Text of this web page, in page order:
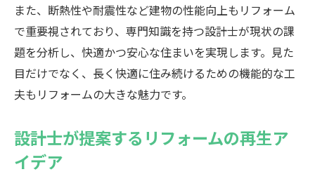
また、断熱性や耐震性など建物の性能向上もリフォーム
で重要視されており、専門知識を持つ設計士が現状の課
題を分析し、快適かつ安心な住まいを実現します。見た
目だけでなく、長く快適に住み続けるための機能的な工
夫もリフォームの大きな魅力です。
設計士が提案するリフォームの再生ア
イデア